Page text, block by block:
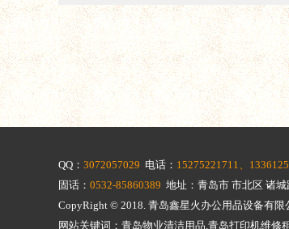
QQ： 3072057029 电话： 15275221711、
固话： 0532-85860389 地址：青岛市 市北区 诸城
CopyRight © 2018. 青岛鑫星火办公用品设备有限
网站关键词：青岛物业清洁用品,青岛打印机维修